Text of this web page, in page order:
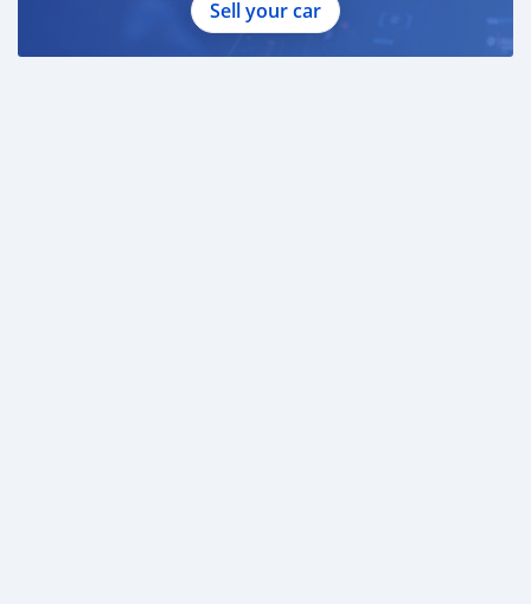
Sell your car